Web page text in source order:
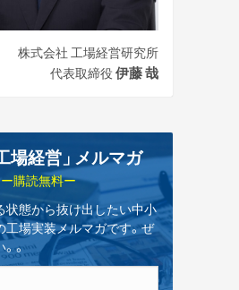
株式会社 工場経営研究所
代表取締役 伊藤 哉
場経営」 メルマガ
ー購読無料ー
状態から抜け出したい中小
工場実装メルマガです。ぜ
。